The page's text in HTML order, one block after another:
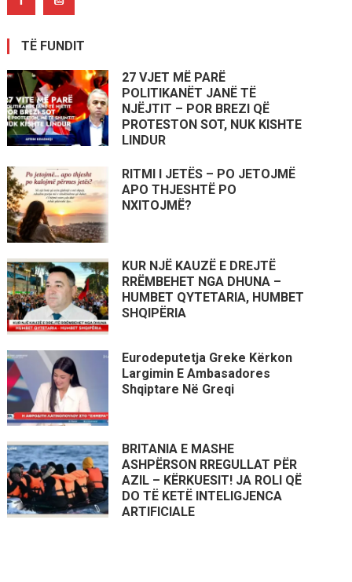
TË FUNDIT
27 VJET MË PARË
POLITIKANËT JANË TË
NJËJTIT – POR BREZI QË
PROTESTON SOT, NUK KISHTE
LINDUR
RITMI I JETËS – PO JETOJMË
APO THJESHTË PO
NXITOJMË?
KUR NJË KAUZË E DREJTË
RRËMBEHET NGA DHUNA –
HUMBET QYTETARIA, HUMBET
SHQIPËRIA
Eurodeputetja Greke Kërkon
Largimin E Ambasadores
Shqiptare Në Greqi
BRITANIA E MASHE
ASHPËRSON RREGULLAT PËR
AZIL – KËRKUESIT! JA ROLI QË
DO TË KETË INTELIGJENCA
ARTIFICIALE